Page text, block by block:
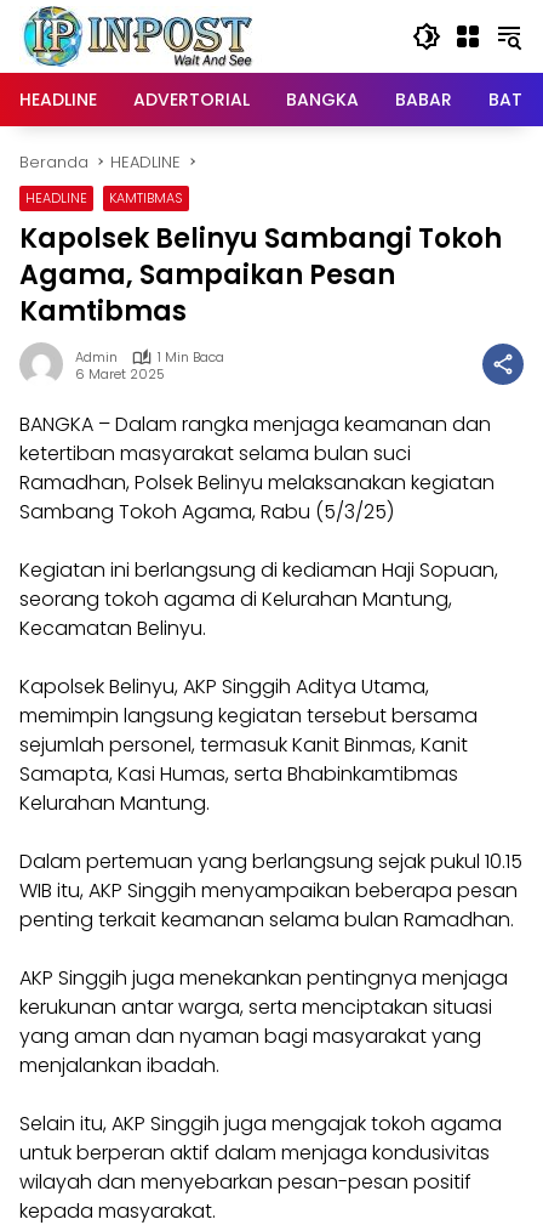
Langsung
konten
HEADLINE
ADVERTORIAL BANGKA BABAR
Beranda HEADLINE
HEADLINE KAMTIBMAS
Kapolsek Belinyu Sambangi Tokoh
Agama, Sampaikan Pesan
Kamtibmas
Admin
1 Min Baca
6 Maret 2025
BANGKA – Dalam rangka menjaga keamanan dan
ketertiban masyarakat selama bulan suci
Ramadhan, Polsek Belinyu melaksanakan kegiatan
Sambang Tokoh Agama, Rabu (5/3/25)
Kegiatan ini berlangsung di kediaman Haji Sopuan,
seorang tokoh agama di Kelurahan Mantung,
Kecamatan Belinyu.
Kapolsek Belinyu, AKP Singgih Aditya Utama,
memimpin langsung kegiatan tersebut bersama
sejumlah personel, termasuk Kanit Binmas, Kanit
Samapta, Kasi Humas, serta Bhabinkamtibmas
Kelurahan Mantung.
Dalam pertemuan yang berlangsung sejak pukul 10.15
WIB itu, AKP Singgih menyampaikan beberapa pesan
penting terkait keamanan selama bulan Ramadhan.
AKP Singgih juga menekankan pentingnya menjaga
kerukunan antar warga, serta menciptakan situasi
yang aman dan nyaman bagi masyarakat yang
menjalankan ibadah.
Selain itu, AKP Singgih juga mengajak tokoh agama
untuk berperan aktif dalam menjaga kondusivitas
wilayah dan menyebarkan pesan-pesan positif
kepada masyarakat.